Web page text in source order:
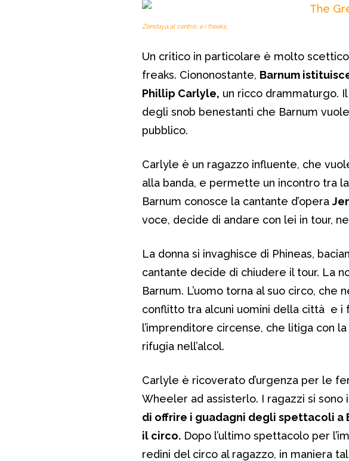
Zendaya,al centro, e i freaks.
Un critico in particolare è molto
freaks. Ciononostante, Barnum
Phillip Carlyle, un ricco drammaturgo.
degli snob benestanti che Barnum
pubblico.
Carlyle è un ragazzo influente, che
alla banda, e permette un incontro tra
Barnum conosce la cantante d’opera
voce, decide di andare con lei in tour,
La donna si invaghisce di Phineas,
cantante decide di chiudere il tour. La
Barnum. L’uomo torna al suo circo,
conflitto tra alcuni uomini della città e i
l’imprenditore circense, che litiga con
rifugia nell’alcol.
Carlyle è ricoverato d’urgenza per le
Wheeler ad assisterlo. I ragazzi si sono
di offrire i guadagni degli spettacoli a
il circo. Dopo l’ultimo spettacolo per
redini del circo al ragazzo, in maniera